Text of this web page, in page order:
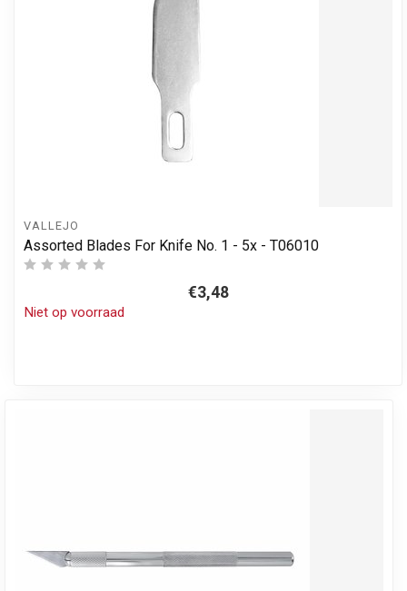
VALLEJO
Assorted Blades For Knife No. 1 - 5x - T06010
€3,48
Niet op voorraad